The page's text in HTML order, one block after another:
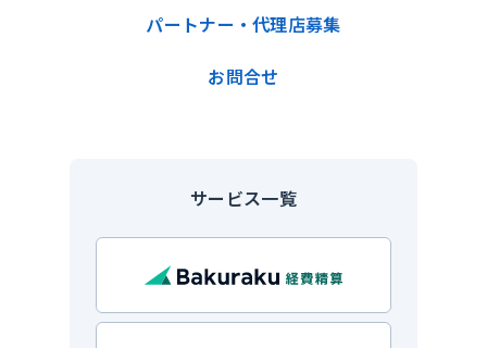
パートナー・代理店募集
お問合せ
サービス一覧